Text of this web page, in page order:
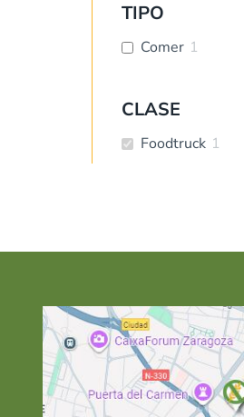
TIPO
Comer 1
CLASE
Foodtruck 1